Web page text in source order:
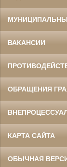
ВАКАНСИИ
ОБРАЩЕНИЯ
КАРТА САЙТА
ОБЫЧНАЯ